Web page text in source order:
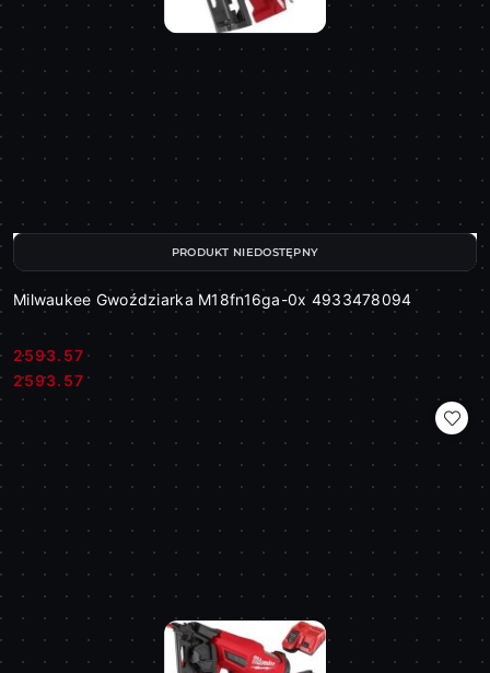
Milwaukee Gwoździarka M18fn16ga-0x 4933478094
Cena:
2593.57
Cena:
2593.57
PRODUKT NIEDOSTĘPNY